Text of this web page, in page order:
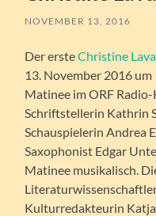
NOVEMBER 13, 2016
Der ersteChristine
13. November 2016
Matinee im ORF
Schriftstellerin Kathrin
Schauspielerin Andrea
Saxophonist Edgar
Matinee musikalisch.
Kulturredakteurin